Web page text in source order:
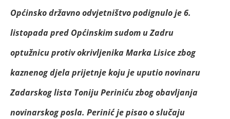
Općinsko državno odvjetništvo podignulo je 6.
listopada pred Općinskim sudom u Zadru
optužnicu protiv okrivljenika Marka Lisice zbog
kaznenog djela prijetnje koju je uputio novinaru
Zadarskog lista Toniju Periniću zbog obavljanja
novinarskog posla. Perinić je pisao o slučaju